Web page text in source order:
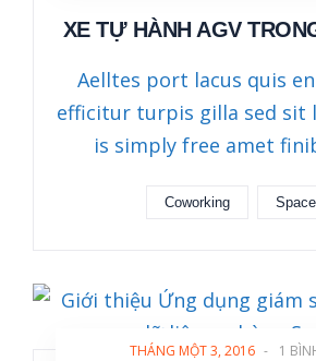
XE TỰ HÀNH AGV
Aelltes port lacus quis
efficitur turpis gilla sed sit
is simply free amet
Coworking Space
THÁNG MỘT 3, 2016 - 1